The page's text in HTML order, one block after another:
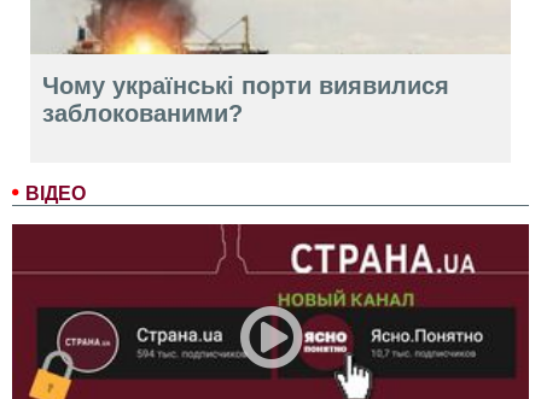
ВІДЕО
Чому українські порти виявилися
заблокованими?